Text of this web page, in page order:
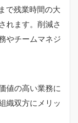
で残業時間の大
れます。削減さ
やチームマネジ
値の高い業務に
織双方にメリッ